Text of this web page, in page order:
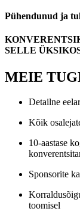
Pühendunud ja
SELLE
MEIE
Detailne
Kõik
10-aastase
Sponsorite
toomisel